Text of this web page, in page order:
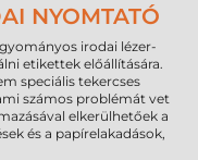
NYOMTATÓ
irodai lézer-
etikettek előállítására.
speciális tekercses
számos problémát vet
elkerülhetőek a
és a papírelakadások,